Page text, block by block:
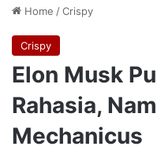
Home /Crispy
Crispy
Elon Musk
Rahasia,
Mechanicus